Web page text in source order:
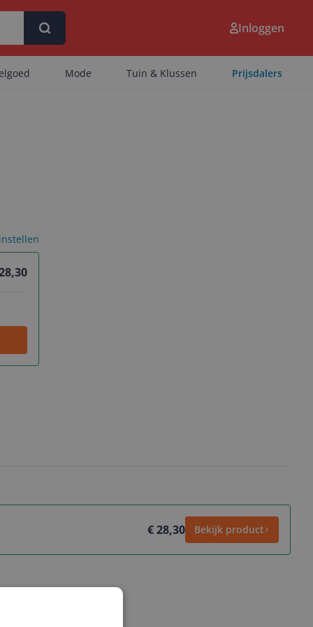
Inloggen
Mode Tuin & Klussen Prijsdalers
€ 28,30 Bekijk product